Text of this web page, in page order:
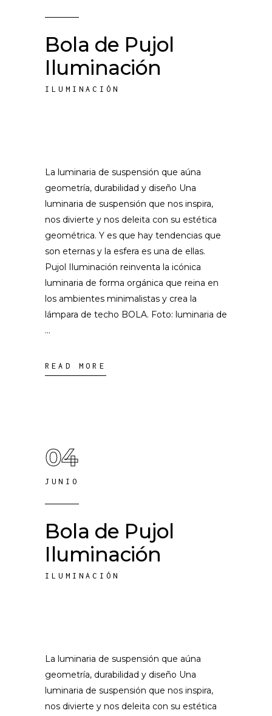
Bola de Pujol
Iluminación
ILUMINACIÓN
La luminaria de suspensión que aúna
geometría, durabilidad y diseño Una
luminaria de suspensión que nos inspira,
nos divierte y nos deleita con su estética
geométrica. Y es que hay tendencias que
son eternas y la esfera es una de ellas.
Pujol Iluminación reinventa la icónica
luminaria de forma orgánica que reina en
los ambientes minimalistas y crea la
lámpara de techo BOLA. Foto: luminaria de
READ MORE
04
JUNIO
Bola de Pujol
Iluminación
ILUMINACIÓN
La luminaria de suspensión que aúna
geometría, durabilidad y diseño Una
luminaria de suspensión que nos inspira,
nos divierte y nos deleita con su estética